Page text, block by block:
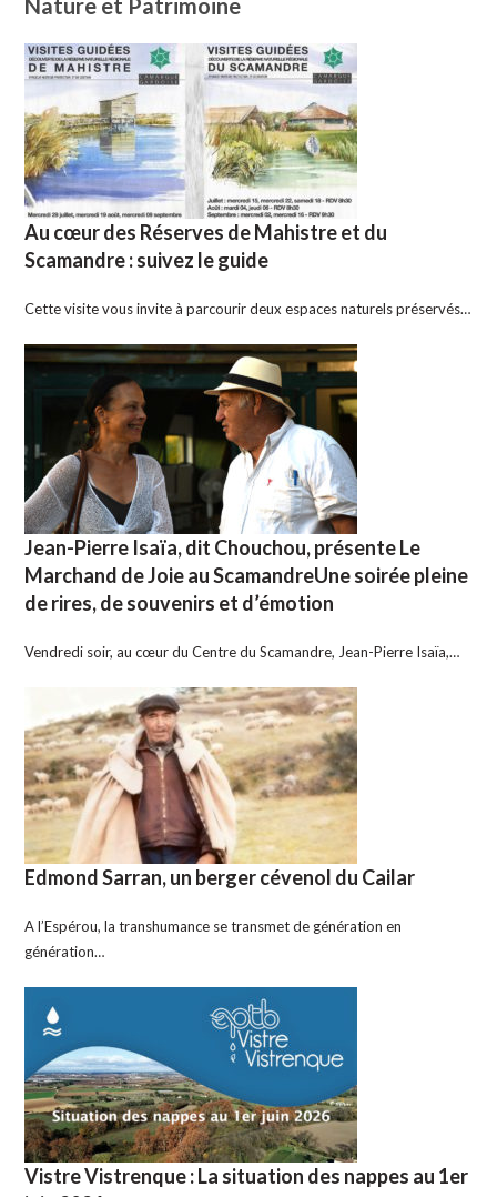
Nature et Patrimoine
Au cœur des Réserves de Mahistre et du
Scamandre : suivez le guide
Cette visite vous invite à parcourir deux espaces naturels préservés…
Jean-Pierre Isaïa, dit Chouchou, présente Le
Marchand de Joie au ScamandreUne soirée pleine
de rires, de souvenirs et d’émotion
Vendredi soir, au cœur du Centre du Scamandre, Jean-Pierre Isaïa,…
Edmond Sarran, un berger cévenol du Cailar
A l’Espérou, la transhumance se transmet de génération en
génération…
Vistre Vistrenque : La situation des nappes au 1er